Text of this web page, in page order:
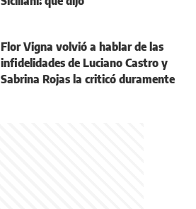
Flor Vigna volvió a hablar de las
infidelidades de Luciano Castro y
Sabrina Rojas la criticó duramente